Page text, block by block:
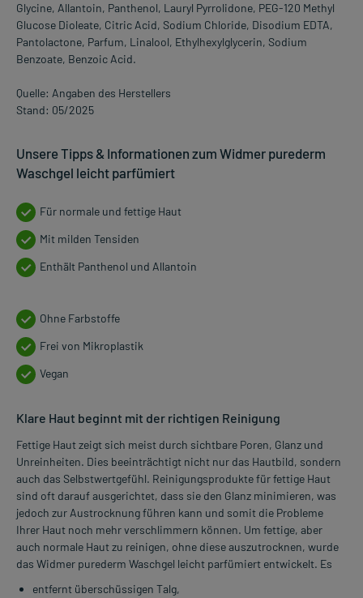
Glycine, Allantoin, Panthenol, Lauryl Pyrrolidone, PEG-120 Methyl
Glucose Dioleate, Citric Acid, Sodium Chloride, Disodium EDTA,
Pantolactone, Parfum, Linalool, Ethylhexylglycerin, Sodium
Benzoate, Benzoic Acid.
Quelle: Angaben des Herstellers
Stand: 05/2025
Unsere Tipps & Informationen zum Widmer purederm
Waschgel leicht parfümiert
Für normale und fettige Haut
Mit milden Tensiden
Enthält Panthenol und Allantoin
Ohne Farbstoffe
Frei von Mikroplastik
Vegan
Klare Haut beginnt mit der richtigen Reinigung
Fettige Haut zeigt sich meist durch sichtbare Poren, Glanz und
Unreinheiten. Dies beeinträchtigt nicht nur das Hautbild, sondern
auch das Selbstwertgefühl. Reinigungsprodukte für fettige Haut
sind oft darauf ausgerichtet, dass sie den Glanz minimieren, was
jedoch zur Austrocknung führen kann und somit die Probleme
Ihrer Haut noch mehr verschlimmern können. Um fettige, aber
auch normale Haut zu reinigen, ohne diese auszutrocknen, wurde
das Widmer purederm Waschgel leicht parfümiert entwickelt. Es
entfernt überschüssigen Talg,